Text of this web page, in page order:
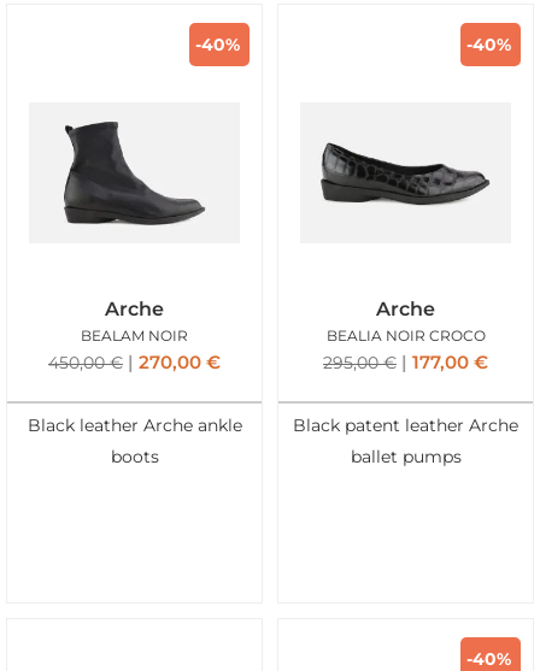
-40%
Arche
BEALAM NOIR
450,00€ 270,00 €
Black leather Arche ankle
boots
-40%
Arche
BEALIA NOIR CROCO
295,00€ 177,00 €
Black patent leather Arche
ballet pumps
-40%